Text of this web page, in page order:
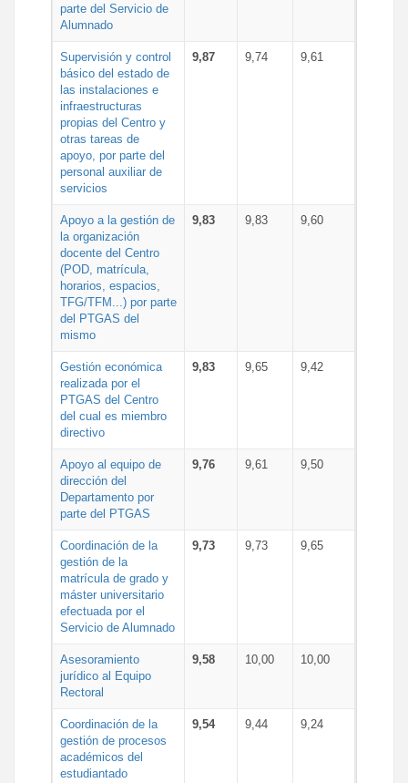
parte del Servicio de
Alumnado
Supervisión y control
básico del estado de
las instalaciones e
infraestructuras
propias del Centro y
otras tareas de
apoyo, por parte del
personal auxiliar de
servicios
9,87 9,74 9,61
Apoyo a la gestión de
la organización
docente del Centro
(POD, matrícula,
horarios, espacios,
TFG/TFM...) por parte
del PTGAS del
mismo
9,83 9,83 9,60
Gestión económica
realizada por el
PTGAS del Centro
del cual es miembro
directivo
9,83 9,65 9,42
Apoyo al equipo de
dirección del
Departamento por
parte del PTGAS
9,76 9,61 9,50
Coordinación de la
gestión de la
matrícula de grado y
máster universitario
efectuada por el
Servicio de Alumnado
9,73 9,73 9,65
Asesoramiento
jurídico al Equipo
Rectoral
9,58 10,00 10,00
Coordinación de la
gestión de procesos
académicos del
estudiantado
9,54 9,44 9,24